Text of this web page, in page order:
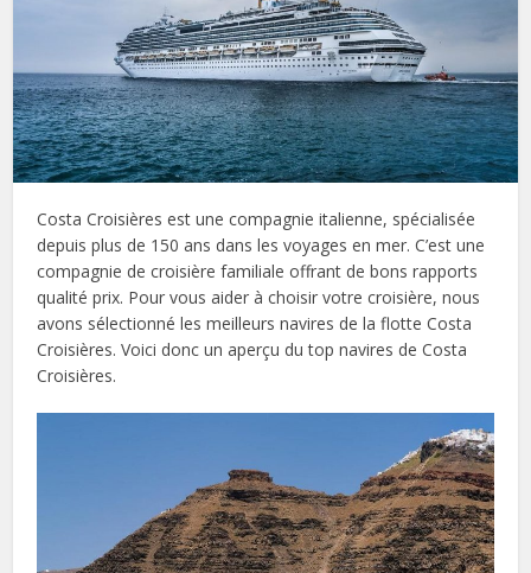
Costa Croisières est une compagnie italienne, spécialisée
depuis plus de 150 ans dans les voyages en mer. C’est une
compagnie de croisière familiale offrant de bons rapports
qualité prix. Pour vous aider à choisir votre croisière, nous
avons sélectionné les meilleurs navires de la flotte Costa
Croisières. Voici donc un aperçu du top navires de Costa
Croisières.